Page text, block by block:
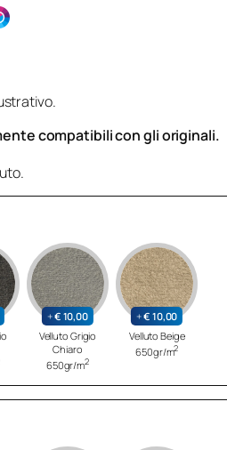
compatibili con gli originali.
+€ 10,00
Velluto Grigio
Chiaro
650gr/m2
+€ 10,00
Velluto Beige
650gr/m2